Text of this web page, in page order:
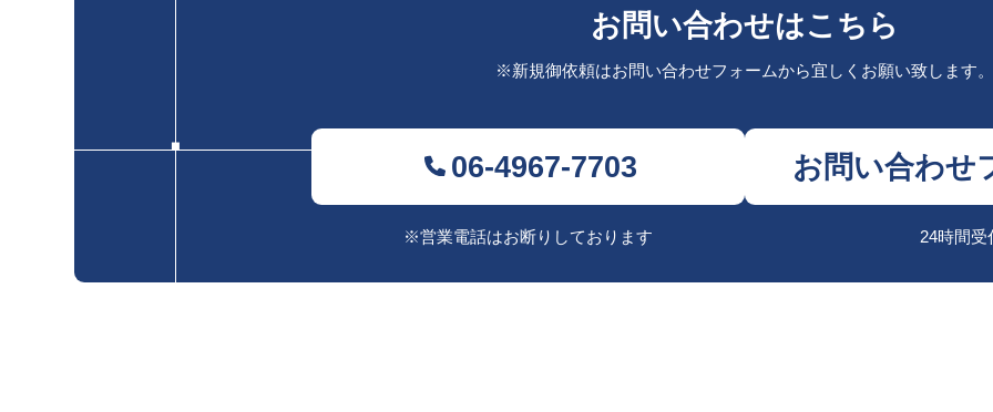
お問い合わせはこちら
※新規御依頼はお問い合わせフォームから宜しくお願い致します。
お問い合わせ
24時間受
06-4967-7703
※営業電話はお断りしております